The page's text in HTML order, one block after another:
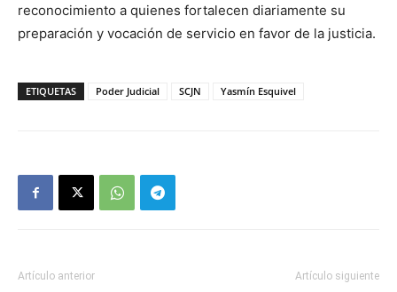
reconocimiento a quienes fortalecen diariamente su
preparación y vocación de servicio en favor de la justicia.
ETIQUETAS Poder Judicial SCJN Yasmín Esquivel
Artículo anterior Artículo siguiente